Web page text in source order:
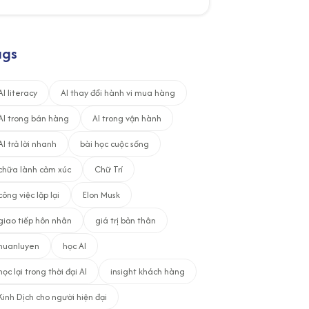
literacy
AI thay đổi hành vi mua hàng
trong bán hàng
AI trong vận hành
trả lời nhanh
bài học cuộc sống
lành cảm xúc
Chữ Trí
việc lặp lại
Elon Musk
tiếp hôn nhân
giá trị bản thân
học AI
lại trong thời đại AI
insight khách hàng
Dịch cho người hiện đại